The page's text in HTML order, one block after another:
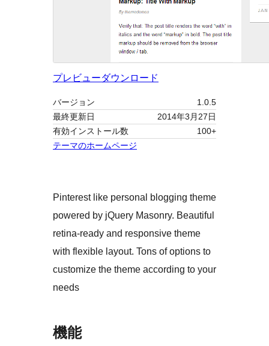
プレビューダウンロード
バージョン
1.0.5
最終更新日
2014年3月27日
有効インストール数
100+
テーマのホームページ
Pinterest like personal blogging theme
powered by jQuery Masonry. Beautiful
retina-ready and responsive theme
with flexible layout. Tons of options to
customize the theme according to your
needs
機能